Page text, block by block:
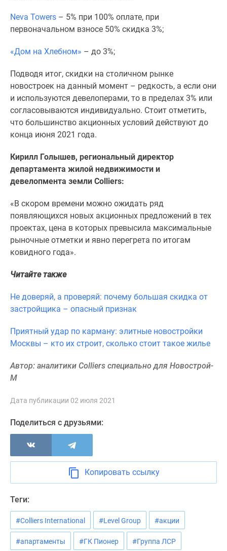
Neva Towers – 5% при 100% оплате, при
первоначальном взносе 50% скидка 3%;
«Дом на Хлебном» – до 3%;
Подводя итог, скидки на столичном рынке
новостроек на данный момент – редкость, а если они
и используются девелоперами, то в пределах 3% или
согласовываются индивидуально. Стоит отметить,
что большинство акционных условий действуют до
конца июня 2021 года.
Кирилл Голышев, региональный директор
департамента жилой недвижимости и
девелопмента земли Colliers:
«В скором времени можно ожидать ряд
появляющихся новых акционных предложений в тех
проектах, цена в которых превысила максимальные
рыночные отметки и явно перегрета по итогам
ковидного года».
Читайте также
Не доверяй, а проверяй: почему большая скидка от
застройщика – опасный признак
Приятный удар по карману: элитные новостройки
Москвы – кто их строит, сколько стоит такое жилье
Автор: аналитики Colliers специально для Новострой-
М
Дата публикации 02 июля 2021
Поделиться с друзьями:
Копировать ссылку
Теги:
#Colliers International #Level Group #акции
#апартаменты #ГК Пионер #Группа ЛСР